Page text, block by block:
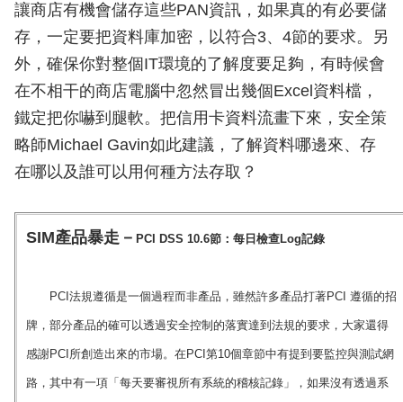
讓商店有機會儲存這些PAN資訊，如果真的有必要儲
存，一定要把資料庫加密，以符合3、4節的要求。另
外，確保你對整個IT環境的了解度要足夠，有時候會
在不相干的商店電腦中忽然冒出幾個Excel資料檔，
鐵定把你嚇到腿軟。把信用卡資料流畫下來，安全策
略師Michael Gavin如此建議，了解資料哪邊來、存
在哪以及誰可以用何種方法存取？
SIM產品暴走－ PCI DSS 10.6節：每日檢查Log記錄
PCI法規遵循是一個過程而非產品，雖然許多產品打著PCI 遵循的招
牌，部分產品的確可以透過安全控制的落實達到法規的要求，大家還得
感謝PCI所創造出來的市場。在PCI第10個章節中有提到要監控與測試網
路，其中有一項「每天要審視所有系統的稽核記錄」，如果沒有透過系